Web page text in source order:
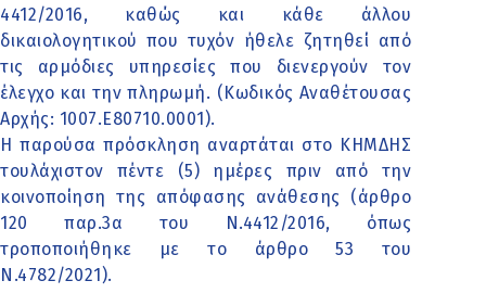
4412/2016, καθώς και κάθε άλλου
δικαιολογητικού που τυχόν ήθελε ζητηθεί από
τις αρμόδιες υπηρεσίες που διενεργούν τον
έλεγχο και την πληρωμή. (Κωδικός Αναθέτουσας
Αρχής: 1007.Ε80710.0001).
Η παρούσα πρόσκληση αναρτάται στο ΚΗΜΔΗΣ
τουλάχιστον πέντε (5) ημέρες πριν από την
κοινοποίηση της απόφασης ανάθεσης (άρθρο
120 παρ.3α του Ν.4412/2016, όπως
τροποποιήθηκε με το άρθρο 53 του
Ν.4782/2021).